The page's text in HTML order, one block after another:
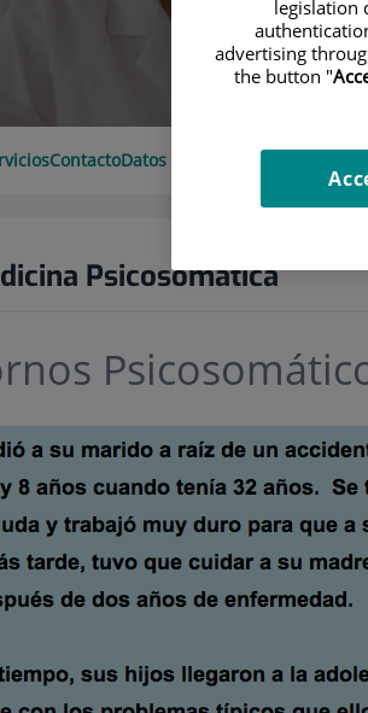
ContactoDatos de interés Horario
Psicosomática
legislation
advertising
the button "